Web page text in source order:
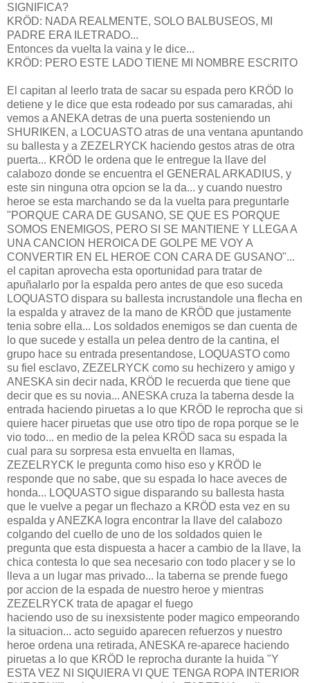
SIGNIFICA?
KRÖD: NADA REALMENTE, SOLO BALBUSEOS, MI
PADRE ERA ILETRADO...
Entonces da vuelta la vaina y le dice...
KRÖD: PERO ESTE LADO TIENE MI NOMBRE ESCRITO
El capitan al leerlo trata de sacar su espada pero KRÖD lo
detiene y le dice que esta rodeado por sus camaradas, ahi
vemos a ANEKA detras de una puerta sosteniendo un
SHURIKEN, a LOCUASTO atras de una ventana apuntando
su ballesta y a ZEZELRYCK haciendo gestos atras de otra
puerta... KRÖD le ordena que le entregue la llave del
calabozo donde se encuentra el GENERAL ARKADIUS, y
este sin ninguna otra opcion se la da... y cuando nuestro
heroe se esta marchando se da la vuelta para preguntarle
"PORQUE CARA DE GUSANO, SE QUE ES PORQUE
SOMOS ENEMIGOS, PERO SI SE MANTIENE Y LLEGA A
UNA CANCION HEROICA DE GOLPE ME VOY A
CONVERTIR EN EL HEROE CON CARA DE GUSANO"...
el capitan aprovecha esta oportunidad para tratar de
apuñalarlo por la espalda pero antes de que eso suceda
LOQUASTO dispara su ballesta incrustandole una flecha en
la espalda y atravez de la mano de KRÖD que justamente
tenia sobre ella... Los soldados enemigos se dan cuenta de
lo que sucede y estalla un pelea dentro de la cantina, el
grupo hace su entrada presentandose, LOQUASTO como
su fiel esclavo, ZEZELRYCK como su hechizero y amigo y
ANESKA sin decir nada, KRÖD le recuerda que tiene que
decir que es su novia... ANESKA cruza la taberna desde la
entrada haciendo piruetas a lo que KRÖD le reprocha que si
quiere hacer piruetas que use otro tipo de ropa porque se le
vio todo... en medio de la pelea KRÖD saca su espada la
cual para su sorpresa esta envuelta en llamas,
ZEZELRYCK le pregunta como hiso eso y KRÖD le
responde que no sabe, que su espada lo hace aveces de
honda... LOQUASTO sigue disparando su ballesta hasta
que le vuelve a pegar un flechazo a KRÖD esta vez en su
espalda y ANEZKA logra encontrar la llave del calabozo
colgando del cuello de uno de los soldados quien le
pregunta que esta dispuesta a hacer a cambio de la llave, la
chica contesta lo que sea necesario con todo placer y se lo
lleva a un lugar mas privado... la taberna se prende fuego
por accion de la espada de nuestro heroe y mientras
ZEZELRYCK trata de apagar el fuego
haciendo uso de su inexsistente poder magico empeorando
la situacion... acto seguido aparecen refuerzos y nuestro
heroe ordena una retirada, ANESKA re-aparece haciendo
piruetas a lo que KRÖD le reprocha durante la huida "Y
ESTA VEZ NI SIQUIERA VI QUE TENGA ROPA INTERIOR